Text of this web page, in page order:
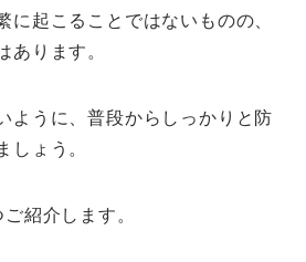
に起こることではないものの、
あります。
ように、普段からしっかりと防
しょう。
紹介します。